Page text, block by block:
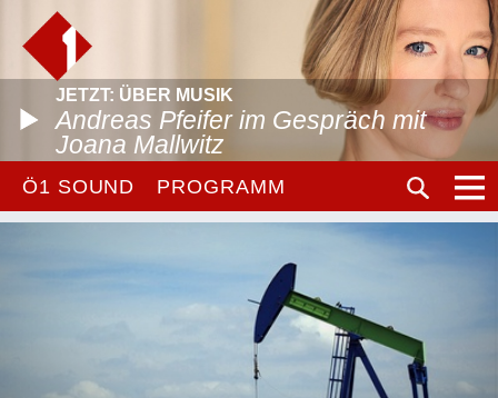
JETZT: ÜBER MUSIK
Andreas Pfeifer im Gespräch mit
Joana Mallwitz
Ö1 SOUND PROGRAMM